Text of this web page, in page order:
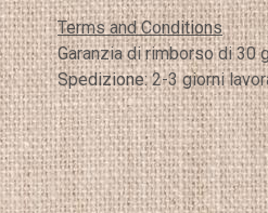
Terms and Conditions
Garanzia di rimborso di 30
Spedizione: 2-3 giorni